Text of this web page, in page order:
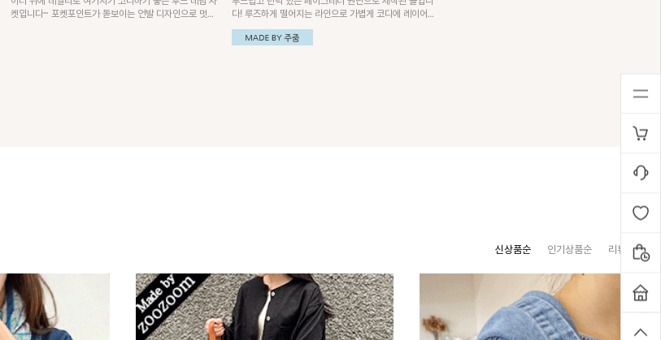
켓입니다~ 포켓포인트가 돋보이는 언발 디자인으로 멋스
다! 루즈하게 떨어지는 라인으로 가볍게 코디에 레이어드
하기 좋은 아이템!
신상품순 인기상품순 리뷰많은순